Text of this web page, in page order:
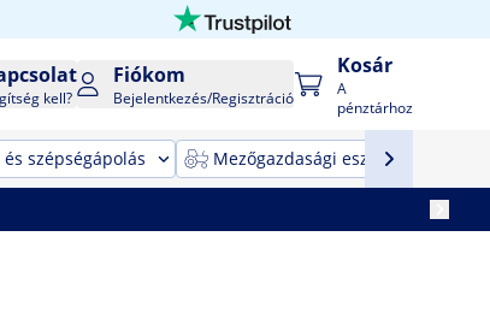
kell?
Fiókom
Bejelentkezés/Regisztráció
Kosár
A
pénztárhoz
és szépségápolás Mezőgazdasági eszközök